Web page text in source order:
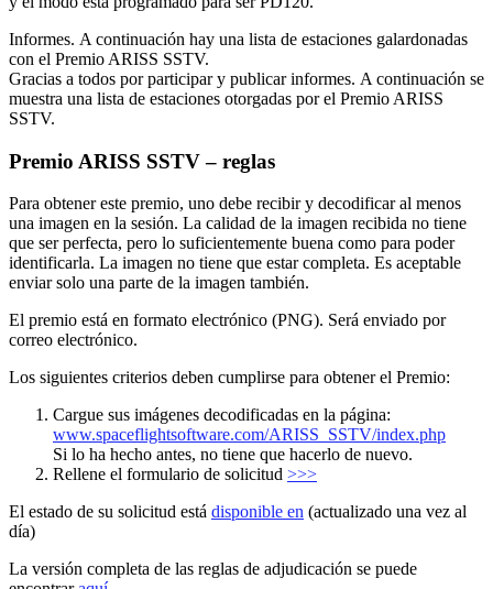
Informes. A continuación hay una lista de estaciones galardonadas
con el Premio ARISS SSTV.
Gracias a todos por participar y publicar informes. A continuación se
muestra una lista de estaciones otorgadas por el Premio ARISS
SSTV.
Premio ARISS SSTV – reglas
Para obtener este premio, uno debe recibir y decodificar al menos
una imagen en la sesión. La calidad de la imagen recibida no tiene
que ser perfecta, pero lo suficientemente buena como para poder
identificarla. La imagen no tiene que estar completa. Es aceptable
enviar solo una parte de la imagen también.
El premio está en formato electrónico (PNG). Será enviado por
correo electrónico.
Los siguientes criterios deben cumplirse para obtener el Premio:
Cargue sus imágenes decodificadas en la página:
www.spaceflightsoftware.com/ARISS_SSTV/index.php
Si lo ha hecho antes, no tiene que hacerlo de nuevo.
Rellene el formulario de solicitud >>>
El estado de su solicitud está disponible en (actualizado una vez al
día)
La versión completa de las reglas de adjudicación se puede